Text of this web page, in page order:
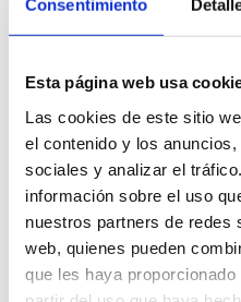
Consentimiento
Esta página web usa
Las cookies de este sitio
el contenido y los
sociales y analizar el
información sobre el uso
nuestros partners de redes
web, quienes pueden
que les haya
Esto lo convierte en un
inclemencias climáticas.